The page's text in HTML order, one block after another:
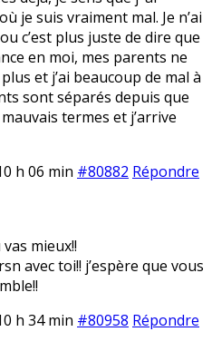
je suis vraiment mal. Je n’ai
c’est plus juste de dire que
en moi, mes parents ne
et j’ai beaucoup de mal à
sont séparés depuis que
termes et j’arrive
h 06 min #80882 Répondre
mieux!!
avec toi!! j’espère que vous
h 34 min #80958 Répondre